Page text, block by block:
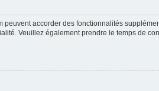
peuvent accorder des fonctionnalités
Veuillez également prendre le temps de